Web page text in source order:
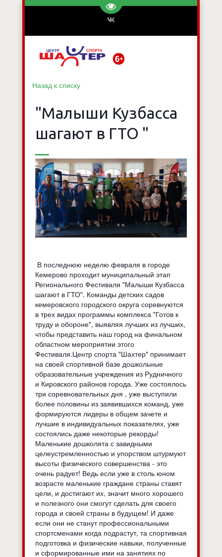
Перейти на версию для
Назад к списку
"Малыши Кузбасса
шагают в ГТО "
В последнюю неделю февраля в городе
Кемерово проходит муниципальный этап
Регионального Фестиваля "Малыши Кузбасса
шагают в ГТО". Команды детских садов
кемеровского городского округа соревнуются
в трех видах программы комплекса "Готов к
труду и обороне", выявляя лучших из лучших,
чтобы представить наш город на финальном
областном мероприятии этого
Фестиваля.Центр спорта "Шахтер" принимает
на своей спортивной базе дошкольные
образовательные учреждения из Рудничного
и Кировского районов города. Уже состоялось
три соревновательных дня , уже выступили
более половины из заявившихся команд, уже
формируются лидеры в общем зачете и
лучшие в индивидуальных показателях, уже
состоялись даже некоторые рекорды!
Маленькие дошколята с завидными
целеустремленностью и упорством штурмуют
высоты физического совершенства - это
очень радует! Ведь если уже в столь юном
возрасте маленькие граждане страны ставят
цели, и достигают их, значит много хорошего
и полезного они смогут сделать для своего
города и своей страны в будущем! И даже
если они не станут профессиональными
спортсменами когда подрастут, та спортивная
подготовка и физические навыки, полученные
и сформированные ими на занятиях по